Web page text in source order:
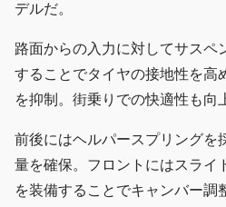
デルだ。
路面からの入力に対してサスペ
することでタイヤの接地性を高
を抑制。街乗りでの快適性も向
前後にはヘルパースプリングを
量を確保。フロントにはスライ
を装備することでキャンバー調